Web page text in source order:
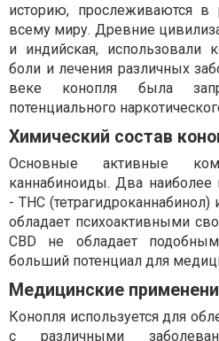
историю, прослеживаются в
всему миру. Древние
и индийская, использовали
боли и лечения различных
веке конопля была
потенциального
Химический состав
Основные активные
каннабиноиды. Два наиболее
- THC (тетрагидроканнабинол)
обладает психоактивными
CBD не обладает
больший потенциал для
Медицинские
Конопля используется для
с различными